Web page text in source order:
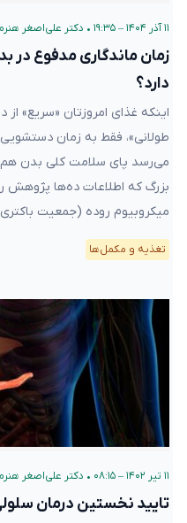
۱۱ آذر ۱۴۰۴ – ۱۹:۳۵ • دکتر علی‌اصغر
زمان ماندگاری مدفوع در
دارد؟
اینکه غذای امروزتان «سریع» از
طولانی»، فقط به زمان
می‌رسد پای سلامت کلی بدن
بزرگ که اطلاعات ده‌ها پژوهش
میکروبیوم روده (جمعیت
تغذیه و مکمل‌ها
۱۱ تیر ۱۴۰۲ – ۰۸:۱۵ • دکتر علی‌اصغر
تایید نخستین درمان